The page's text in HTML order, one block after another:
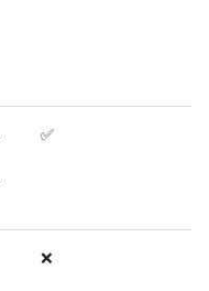
✅
❌